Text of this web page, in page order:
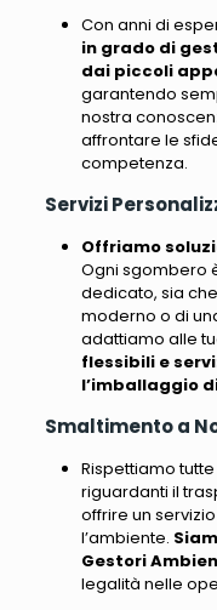
Con anni di
in grado di
dai piccoli
garantendo
nostra
affrontare le
competenza.
Servizi
Offriamo
Ogni sgombero
dedicato, sia
moderno o di
adattiamo alle
flessibili e
l’imballaggio
Smaltimento a
Rispettiamo tutte
riguardanti il
offrire un
l’ambiente.
Gestori
legalità nelle